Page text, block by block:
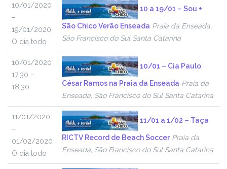
10/01/2020
–
19/01/2020
O dia todo
10 a 19/01 – Sou +
São Chico Verão Enseada Praia da Enseada,
São Francisco do Sul Santa Catarina
10/01/2020
17:30 –
18:30
10/01 – Cia Paulo
César Ramos na Praia da Enseada Praia da
Enseada, São Francisco do Sul Santa Catarina
11/01/2020
–
01/02/2020
O dia todo
11/01 a 1/02 – Taça
RICTV Record de Beach Soccer Praia da
Enseada, São Francisco do Sul Santa Catarina